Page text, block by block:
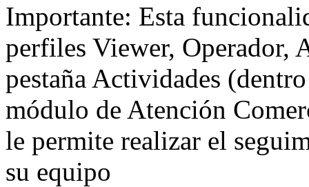
Importante: Esta
perfiles Viewer, Operador,
pestaña Actividades
módulo de Atención
le permite realizar el
su equipo